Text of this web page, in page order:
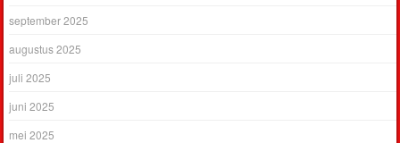
september 2025
augustus 2025
juli 2025
juni 2025
mei 2025